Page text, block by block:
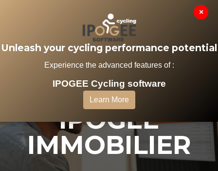
×
Unleash your cycling performance potential
Experience the advanced features of :
IPOGEE Cycling software
Learn More
MENU
LOGICIEL
IPOGEE
IMMOBILIER